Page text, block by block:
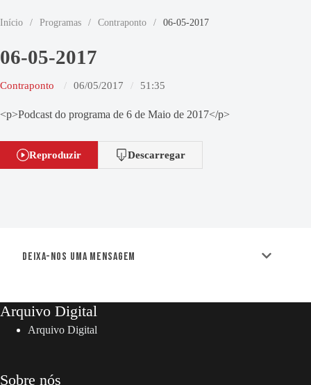
Início / Programas / Contraponto / 06-05-2017
06-05-2017
Contraponto 06/05/2017 51:35
<p>Podcast do programa de 6 de Maio de 2017</p>
Reproduzir Descarregar
Deixa-nos uma mensagem
Arquivo Digital
Arquivo Digital
Sobre nós